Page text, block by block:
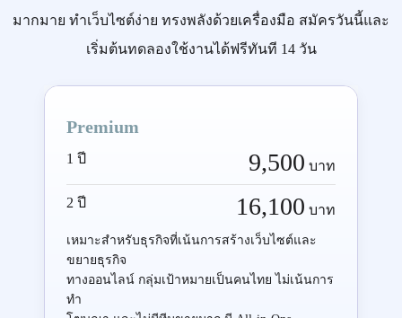
มากมาย ทำเว็บไซต์ง่าย ทรงพลังด้วยเครื่องมือ สมัครวันนี้และ
เริ่มต้นทดลองใช้งานได้ฟรีทันที 14 วัน
Premium
1 ปี 9,500 บาท
2 ปี 16,100 บาท
เหมาะสำหรับธุรกิจที่เน้นการสร้างเว็บไซต์และ
ขยายธุรกิจ
ทางออนไลน์ กลุ่มเป้าหมายเป็นคนไทย ไม่เน้นการ
ทำ